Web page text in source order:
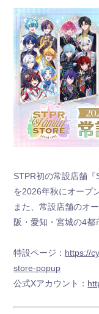
メンバー
YouTube
ディスコ
STPR
すとふぁみ
ふぁみレポ
ムービー
STPR初の常設店舗『
を2026年秋にオープ
また、常設店舗のオ
阪・愛知・宮城の4都
特設ページ： https://
store-popup
公式Xアカウント：